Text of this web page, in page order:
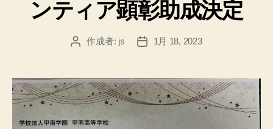
ー
ンティア顕彰助成決定
投
作成者: js
投
1月 18, 2023